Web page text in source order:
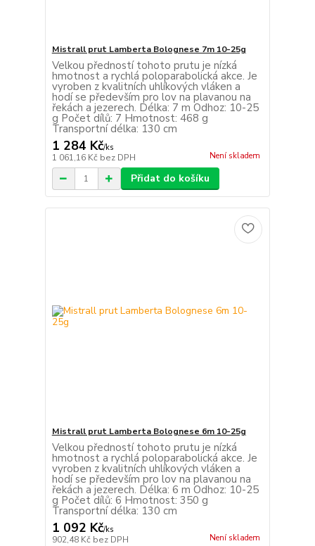
Mistrall prut Lamberta Bolognese 7m 10-25g
Velkou předností tohoto prutu je nízká
hmotnost a rychlá poloparabolická akce. Je
vyroben z kvalitních uhlíkových vláken a
hodí se především pro lov na plavanou na
řekách a jezerech. Délka: 7 m Odhoz: 10-25
g Počet dílů: 7 Hmotnost: 468 g
Transportní délka: 130 cm
1 284 Kč/ks
1 061,16 Kč bez DPH Není skladem
Přidat do košíku
Mistrall prut Lamberta Bolognese 6m 10-25g
Velkou předností tohoto prutu je nízká
hmotnost a rychlá poloparabolická akce. Je
vyroben z kvalitních uhlíkových vláken a
hodí se především pro lov na plavanou na
řekách a jezerech. Délka: 6 m Odhoz: 10-25
g Počet dílů: 6 Hmotnost: 350 g
Transportní délka: 130 cm
1 092 Kč/ks
902,48 Kč bez DPH Není skladem